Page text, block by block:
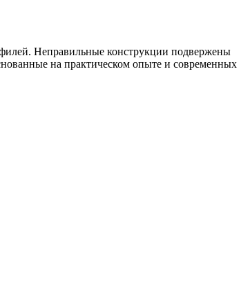
Неправильные конструкции подвержены
на практическом опыте и современных